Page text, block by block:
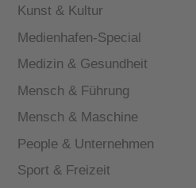
Kunst & Kultur
Medienhafen-Special
Medizin & Gesundheit
Mensch & Führung
Mensch & Maschine
People & Unternehmen
Sport & Freizeit